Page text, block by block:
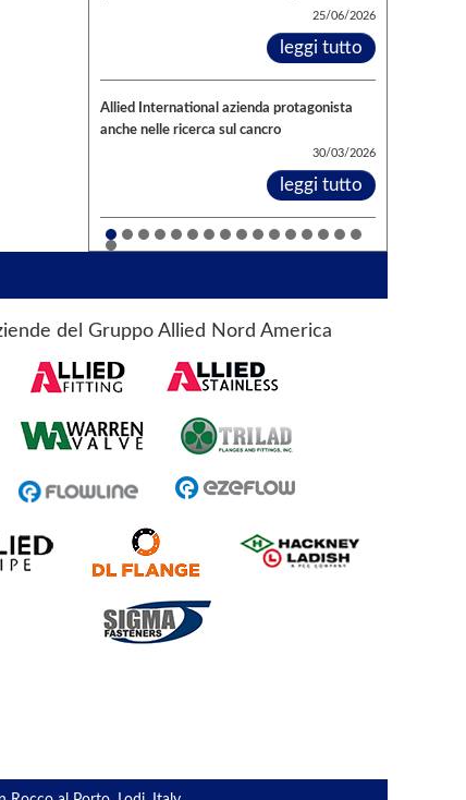
25/06/2026
leggi tutto
Allied International azienda protagonista
anche nelle ricerca sul cancro
30/03/2026
leggi tutto
del Gruppo Allied Nord America